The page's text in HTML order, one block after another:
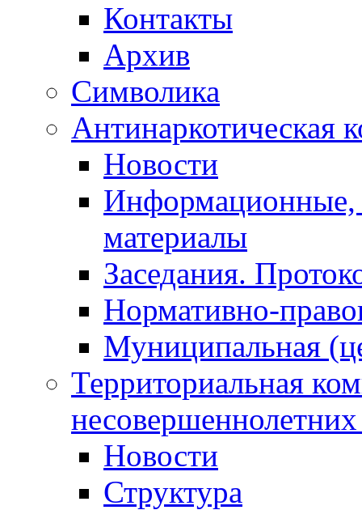
Контакты
Архив
Символика
Антинаркотическая
Новости
Информационные,
материалы
Заседания.
Нормативно-
Муниципальная
Территориальная
Новости
Структура